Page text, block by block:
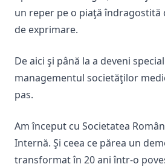
un reper pe o piaţă îndragostită
de exprimare.
De aici şi până la a deveni
managementul societăţilor
pas.
Am început cu Societatea
Internă. Şi ceea ce părea un
transformat în 20 ani într-o